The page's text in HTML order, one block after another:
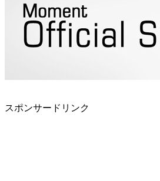
スポンサードリンク